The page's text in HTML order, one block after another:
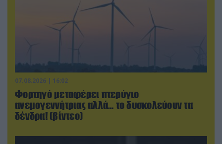
07.08.2026 | 16:02
Φορτηγό μεταφέρει πτερύγιο
ανεμογεννήτριας αλλά… το δυσκολεύουν τα
δένδρα! (βίντεο)